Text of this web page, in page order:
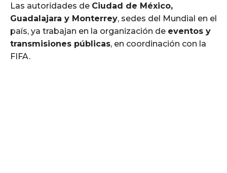
Las autoridades de Ciudad de México,
Guadalajara y Monterrey, sedes del Mundial en el
país, ya trabajan en la organización de eventos y
transmisiones públicas, en coordinación con la
FIFA.